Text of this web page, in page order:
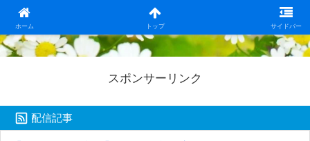
ホーム トップ サイドバー
日本第一！ニュース録
スポンサーリンク
配信記事